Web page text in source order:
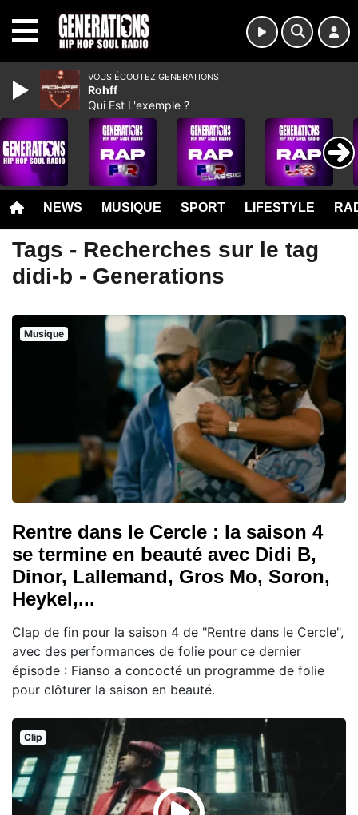
NEWS MUSIQUE SPORT LIFESTYLE
Tags - Recherches sur le tag
didi-b - Generations
Musique
Rentre dans le Cercle : la saison 4
se termine en beauté avec Didi B,
Dinor, Lallemand, Gros Mo, Soron,
Heykel,...
Clap de fin pour la saison 4 de "Rentre dans le Cercle",
avec des performances de folie pour ce dernier
épisode : Fianso a concocté un programme de folie
pour clôturer la saison en beauté.
Clip
VOUS ÉCOUTEZ GENERATIONS
Rohff
Qui Est L'exemple ?